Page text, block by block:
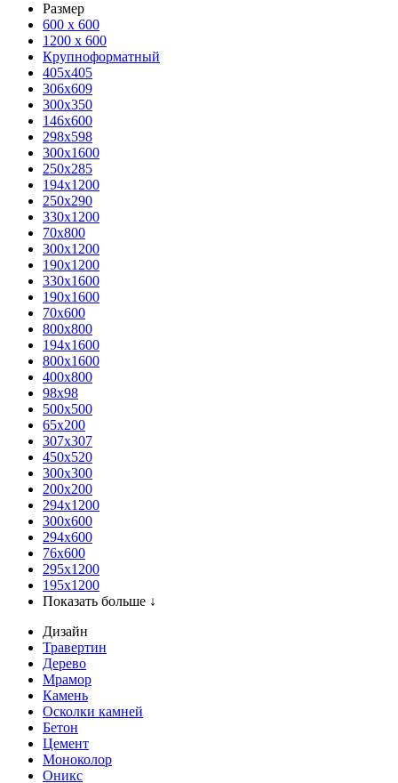
Размер
600 х 600
1200 х 600
Крупноформатный
405x405
306x609
300x350
146x600
298x598
300x1600
250x285
194x1200
250x290
330x1200
70x800
300x1200
190x1200
330x1600
190x1600
70x600
800x800
194x1600
800x1600
400х800
98x98
500x500
65x200
307x307
450x520
300x300
200x200
294x1200
300x600
294x600
76х600
295х1200
195х1200
Показать больше ↓
Дизайн
Травертин
Дерево
Мрамор
Камень
Осколки камней
Бетон
Цемент
Моноколор
Оникс